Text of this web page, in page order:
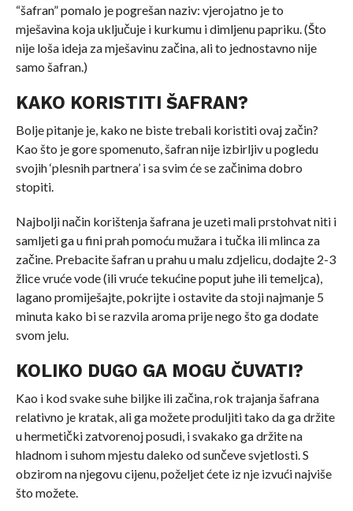
“šafran” pomalo je pogrešan naziv: vjerojatno je to
mješavina koja uključuje i kurkumu i dimljenu papriku. (Što
nije loša ideja za mješavinu začina, ali to jednostavno nije
samo šafran.)
KAKO KORISTITI ŠAFRAN?
Bolje pitanje je, kako ne biste trebali koristiti ovaj začin?
Kao što je gore spomenuto, šafran nije izbirljiv u pogledu
svojih ‘plesnih partnera’ i sa svim će se začinima dobro
stopiti.
Najbolji način korištenja šafrana je uzeti mali prstohvat niti i
samljeti ga u fini prah pomoću mužara i tučka ili mlinca za
začine. Prebacite šafran u prahu u malu zdjelicu, dodajte 2-3
žlice vruće vode (ili vruće tekućine poput juhe ili temeljca),
lagano promiješajte, pokrijte i ostavite da stoji najmanje 5
minuta kako bi se razvila aroma prije nego što ga dodate
svom jelu.
KOLIKO DUGO GA MOGU ČUVATI?
Kao i kod svake suhe biljke ili začina, rok trajanja šafrana
relativno je kratak, ali ga možete produljiti tako da ga držite
u hermetički zatvorenoj posudi, i svakako ga držite na
hladnom i suhom mjestu daleko od sunčeve svjetlosti. S
obzirom na njegovu cijenu, poželjet ćete iz nje izvući najviše
što možete.